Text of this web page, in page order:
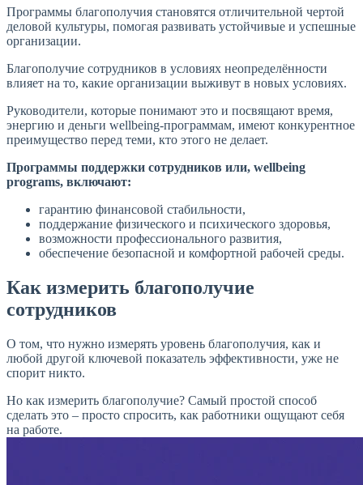
Программы благополучия становятся отличительной чертой
деловой культуры, помогая развивать устойчивые и успешные
организации.
Благополучие сотрудников в условиях неопределённости
влияет на то, какие организации выживут в новых условиях.
Руководители, которые понимают это и посвящают время,
энергию и деньги wellbeing-программам, имеют конкурентное
преимущество перед теми, кто этого не делает.
Программы поддержки сотрудников или, wellbeing
programs, включают:
гарантию финансовой стабильности,
поддержание физического и психического здоровья,
возможности профессионального развития,
обеспечение безопасной и комфортной рабочей среды.
Как измерить благополучие
сотрудников
О том, что нужно измерять уровень благополучия, как и
любой другой ключевой показатель эффективности, уже не
спорит никто.
Но как измерить благополучие? Самый простой способ
сделать это – просто спросить, как работники ощущают себя
на работе.